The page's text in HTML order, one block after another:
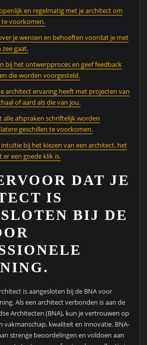
en regelmatig met je architect om
voorkomen.
je wensen en behoeften voordat je met
gaat.
bij het ontwerpproces en geef feedback
die worden voorgesteld.
architect ervaring heeft met projecten van
of aard als die van jou.
alle afspraken schriftelijk worden
geschillen te voorkomen.
bij het kiezen van een architect, het
er een goede klik is.
DAT JE
IS
BIJ DE
is aangesloten bij de BNA voor
Als een architect verbonden is aan de
Architecten (BNA), kun je vertrouwen op
vakmanschap, kwaliteit en innovatie. BNA-
strenge beoordelingen en voldoen aan